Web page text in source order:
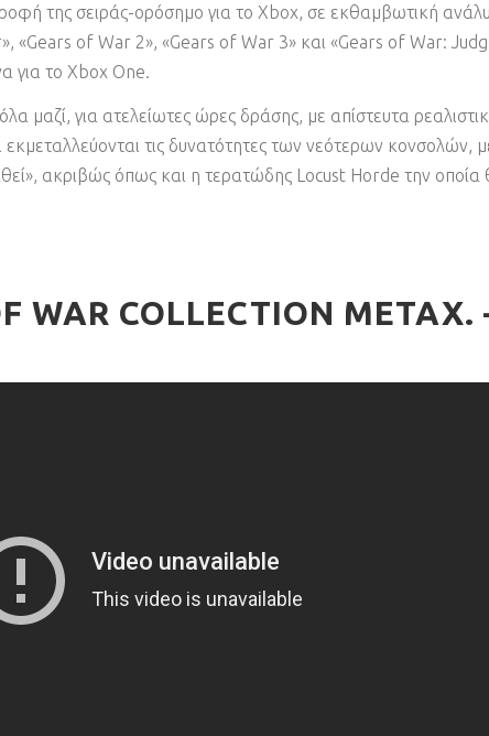
της σειράς-ορόσημο για το Xbox, σε εκθαμβωτική
«Gears of War 2», «Gears of War 3» και «Gears of War:
για το Xbox One.
μαζί, για ατελείωτες ώρες δράσης, με απίστευτα
τις δυνατότητες των νεότερων κονσολών,
ακριβώς όπως και η τερατώδης Locust Horde την οποία
WAR COLLECTION ΜΕΤΑΧ.